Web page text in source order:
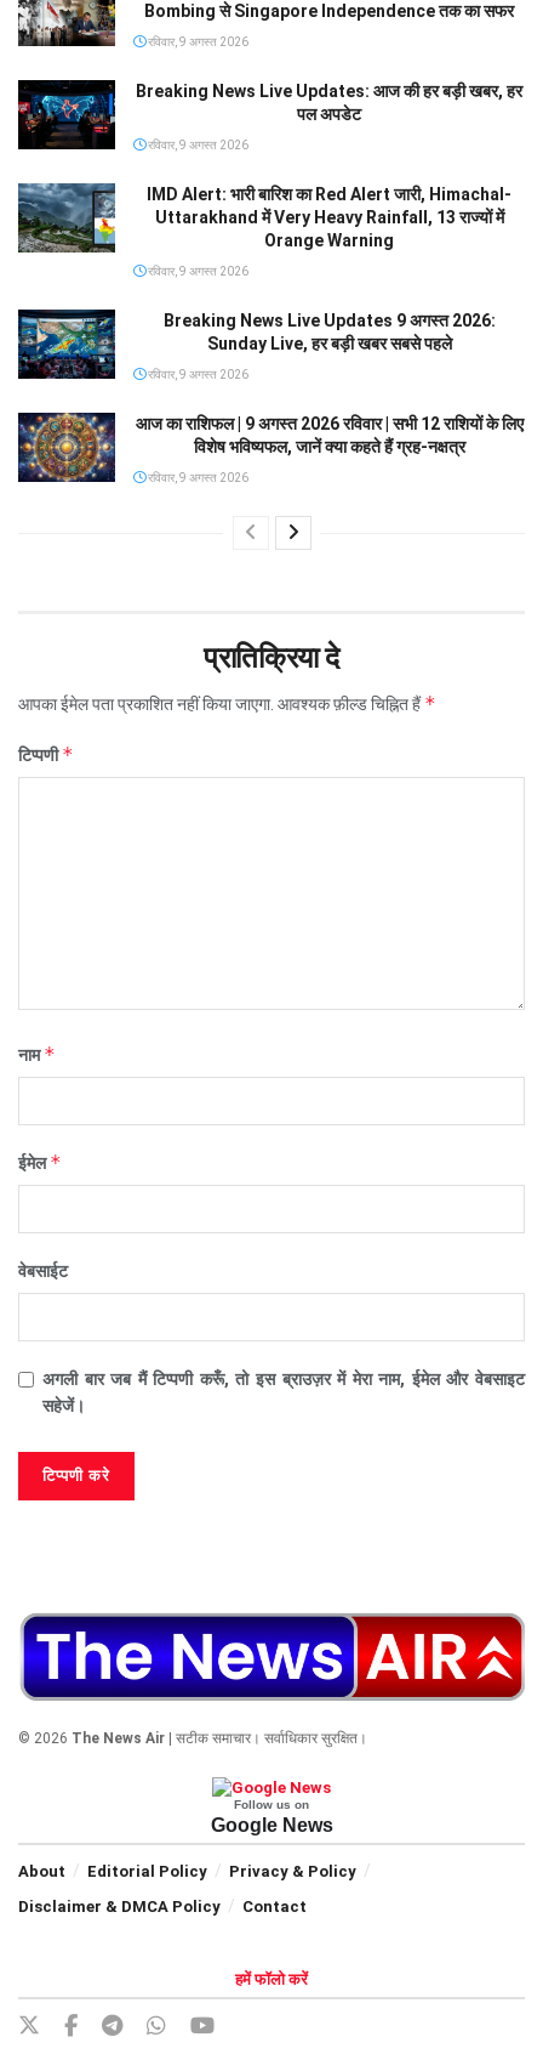
Bombing से Singapore Independence तक का सफर
रविवार, 9 अगस्त 2026
Breaking News Live Updates: आज की हर बड़ी खबर, हर
पल अपडेट
रविवार, 9 अगस्त 2026
IMD Alert: भारी बारिश का Red Alert जारी, Himachal-
Uttarakhand में Very Heavy Rainfall, 13 राज्यों में
Orange Warning
रविवार, 9 अगस्त 2026
Breaking News Live Updates 9 अगस्त 2026:
Sunday Live, हर बड़ी खबर सबसे पहले
रविवार, 9 अगस्त 2026
आज का राशिफल | 9 अगस्त 2026 रविवार | सभी 12 राशियों के लिए
विशेष भविष्यफल, जानें क्या कहते हैं ग्रह-नक्षत्र
रविवार, 9 अगस्त 2026
प्रातिक्रिया दे
आपका ईमेल पता प्रकाशित नहीं किया जाएगा. आवश्यक फ़ील्ड चिह्नित हैं*
टिप्पणी*
नाम*
ईमेल*
वेबसाईट
अगली बार जब मैं टिप्पणी करूँ, तो इस ब्राउज़र में मेरा नाम, ईमेल और वेबसाइट
सहेजें।
© 2026 The News Air | सटीक समाचार। सर्वाधिकार सुरक्षित।
Follow us on
Google News
About Editorial Policy
Privacy & Policy
Disclaimer & DMCA Policy
Contact
हमें फॉलो करें